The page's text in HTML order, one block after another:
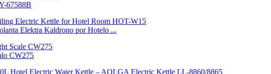
67588B
Elektra Kaldrono por Hotelo ...
CW275